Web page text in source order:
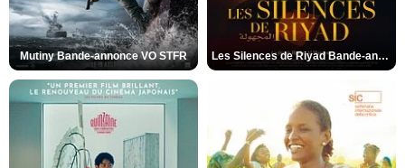
Mutiny Bande-annonce VO STFR Les Silences de Riyad Bande-annonce VO STFR